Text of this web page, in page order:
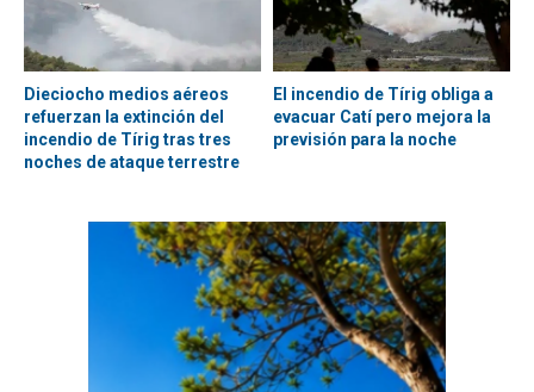
Dieciocho medios aéreos
refuerzan la extinción del
incendio de Tírig tras tres
noches de ataque terrestre
El incendio de Tírig obliga a
evacuar Catí pero mejora la
previsión para la noche